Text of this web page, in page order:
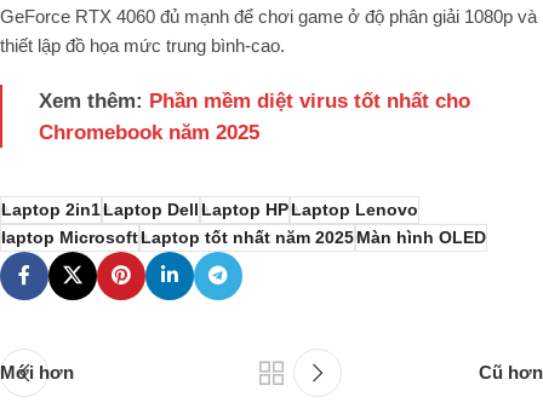
GeForce RTX 4060 đủ mạnh để chơi game ở độ phân giải 1080p và
thiết lập đồ họa mức trung bình-cao.
Xem thêm: Phần mềm diệt virus tốt nhất cho
Chromebook năm 2025
Laptop 2in1Laptop Dell Laptop HPLaptop Lenovo
laptop MicrosoftLaptop tốt nhất năm 2025Màn hình OLED
Mới hơn Cũ hơn